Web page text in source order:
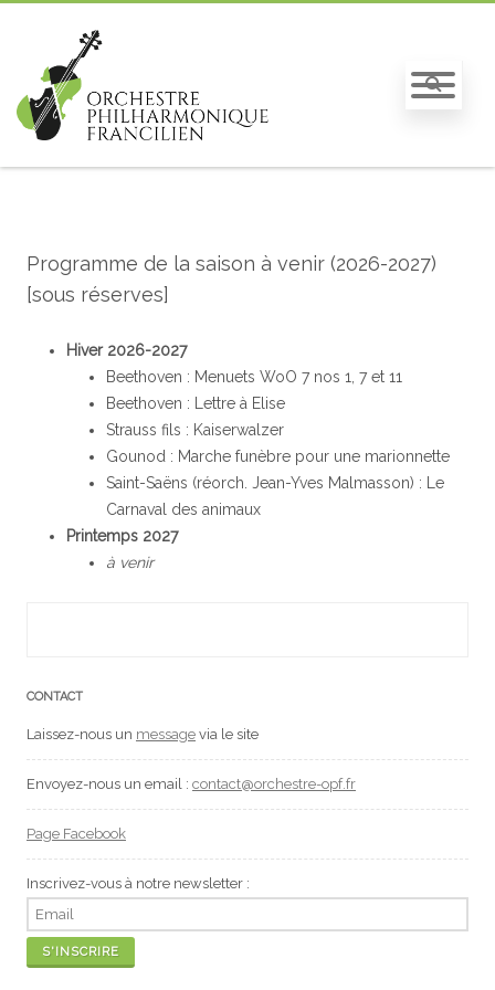
Programme de la saison à venir (2026-2027)
[sous réserves]
Hiver 2026-2027
Beethoven : Menuets WoO 7 nos 1, 7 et 11
Beethoven : Lettre à Elise
Strauss fils : Kaiserwalzer
Gounod : Marche funèbre pour une marionnette
Saint-Saëns (réorch. Jean-Yves Malmasson) : Le
Carnaval des animaux
Printemps 2027
à venir
CONTACT
Laissez-nous un message via le site
Envoyez-nous un email : contact@orchestre-opf.fr
Page Facebook
Inscrivez-vous à notre newsletter :